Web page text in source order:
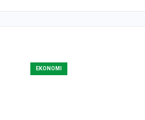
EKONOMI